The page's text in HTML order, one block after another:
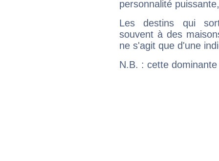
personnalité
Les destins qui
souvent à des
ne s'agit que d'une
N.B. : cette